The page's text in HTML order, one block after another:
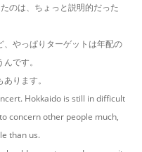
のは、ちょっと説明的だった
やっぱりターゲットは年配の
です。
ります。
Hokkaido is still in difficult
concern other people much,
than us.